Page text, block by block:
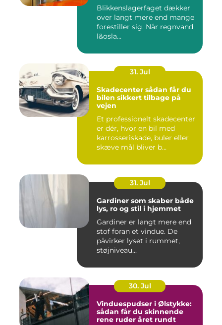
Blikkenslagerfaget dækker
over langt mere end mange
forestiller sig. Når regnvand
l&osla...
31. Jul
Skadecenter sådan får du
bilen sikkert tilbage på
vejen
Et professionelt skadecenter
er dér, hvor en bil med
karrosseriskade, buler eller
skæve mål bliver b...
31. Jul
Gardiner som skaber både
lys, ro og stil i hjemmet
Gardiner er langt mere end
stof foran et vindue. De
påvirker lyset i rummet,
støjniveau...
30. Jul
Vinduespudser i Ølstykke:
sådan får du skinnende
rene ruder året rundt